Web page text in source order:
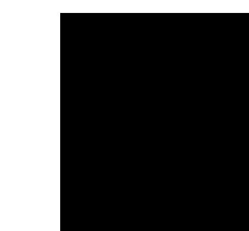
Tên hãng rượu: Jaume Serra